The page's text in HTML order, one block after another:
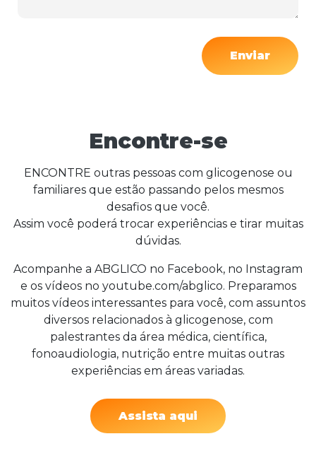
Enviar
Encontre-se
ENCONTRE outras pessoas com glicogenose ou
familiares que estão passando pelos mesmos
desafios que você.
Assim você poderá trocar experiências e tirar muitas
dúvidas.
Acompanhe a ABGLICO no Facebook, no Instagram
e os vídeos no youtube.com/abglico. Preparamos
muitos vídeos interessantes para você, com assuntos
diversos relacionados à glicogenose, com
palestrantes da área médica, científica,
fonoaudiologia, nutrição entre muitas outras
experiências em áreas variadas.
Assista aqui